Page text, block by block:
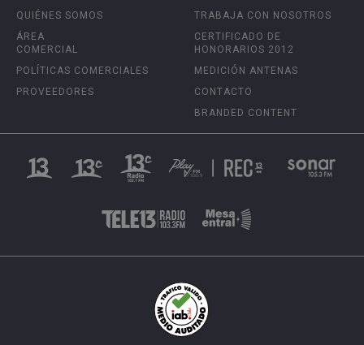
QUIÉNES SOMOS
ÁREA
COMERCIAL
POLÍTICAS COMERCIALES
PROVEEDORES
TRABAJA CON NOSOTROS
CERTIFICADO DE
HONORARIOS 2012
MEDICIÓN ANTENAS
CONTACTO
BRANDED CONTENT